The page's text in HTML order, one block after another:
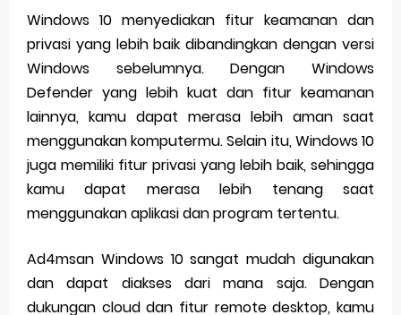
Windows 10 menyediakan fitur keamanan dan
privasi yang lebih baik dibandingkan dengan versi
Windows sebelumnya. Dengan Windows
Defender yang lebih kuat dan fitur keamanan
lainnya, kamu dapat merasa lebih aman saat
menggunakan komputermu. Selain itu, Windows 10
juga memiliki fitur privasi yang lebih baik, sehingga
kamu dapat merasa lebih tenang saat
menggunakan aplikasi dan program tertentu.
Ad4msan Windows 10 sangat mudah digunakan
dan dapat diakses dari mana saja. Dengan
dukungan cloud dan fitur remote desktop, kamu